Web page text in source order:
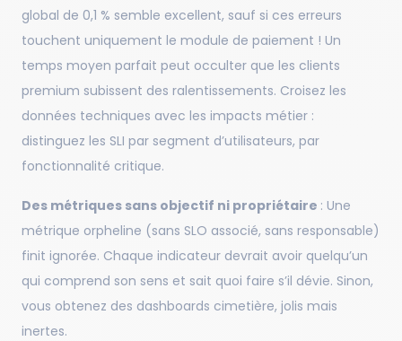
global de 0,1 % semble excellent, sauf si ces erreurs
touchent uniquement le module de paiement ! Un
temps moyen parfait peut occulter que les clients
premium subissent des ralentissements. Croisez les
données techniques avec les impacts métier :
distinguez les SLI par segment d’utilisateurs, par
fonctionnalité critique.
Des métriques sans objectif ni propriétaire : Une
métrique orpheline (sans SLO associé, sans responsable)
finit ignorée. Chaque indicateur devrait avoir quelqu’un
qui comprend son sens et sait quoi faire s’il dévie. Sinon,
vous obtenez des dashboards cimetière, jolis mais
inertes.